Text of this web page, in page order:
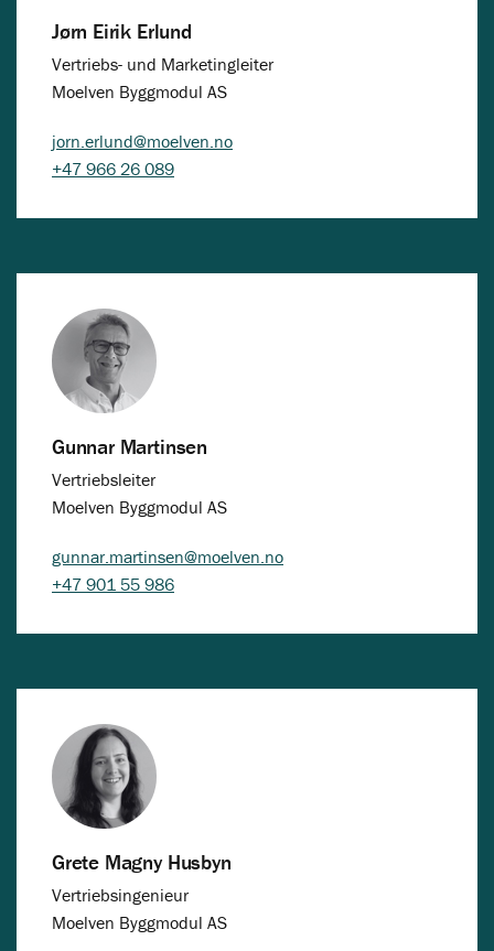
Jørn Eirik Erlund
Vertriebs- und Marketingleiter
Moelven Byggmodul AS
jorn.erlund@moelven.no
+47 966 26 089
Gunnar Martinsen
Vertriebsleiter
Moelven Byggmodul AS
gunnar.martinsen@moelven.no
+47 901 55 986
Grete Magny Husbyn
Vertriebsingenieur
Moelven Byggmodul AS